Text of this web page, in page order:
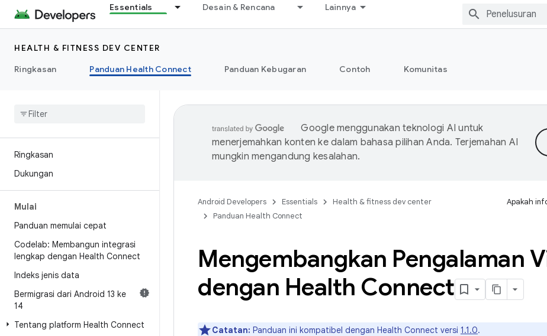
Essentials Desain & Rencana Lainnya
HEALTH & FITNESS DEV CENTER
Ringkasan
Panduan Health Connect Panduan Kebugaran Contoh Komunitas
Ringkasan
Dukungan
Mulai
Panduan memulai cepat
Codelab: Membangun integrasi
lengkap dengan Health Connect
Indeks jenis data
Bermigrasi dari Android 13 ke
14
Tentang platform Health Connect
Google menggunakan teknologi AI untuk
menerjemahkan konten ke dalam bahasa pilihan Anda. Terjemahan AI
mungkin mengandung kesalahan.
Android Developers Essentials
Health & fitness dev center
Panduan Health Connect
Apakah
Mengembangkan Pengalaman
dengan Health Connect
Catatan: Panduan ini kompatibel dengan Health Connect versi 1.1.0.